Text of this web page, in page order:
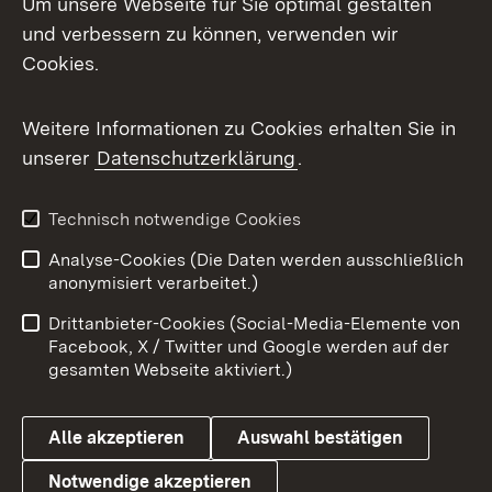
Facebook
X / Twitter
Youtube
Impressum
Kontakt
Barrierefreiheit
Datenschutz
Cookies
und verbessern zu können, verwenden wir
Cookies.
Weitere Informationen zu Cookies erhalten Sie in
unserer Datenschutzerklärung.
Technisch notwendige Cookies
Analyse-Cookies (Die Daten werden ausschließlich
anonymisiert verarbeitet.)
Drittanbieter-Cookies (Social-Media-Elemente von
Facebook, X / Twitter und Google werden auf der
gesamten Webseite aktiviert.)
Alle akzeptieren Auswahl bestätigen
Notwendige akzeptieren